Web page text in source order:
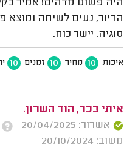
היה פשוט מדהים! אמיר
הדיור, נעים לשיחה ומוצא
סוגיה. יישר כוח.
איכות 10 מחיר 10 זמנים 10
איתי בכר, הוד השרון.
אשרור: 20/04/2025
משוב: 20/10/2024